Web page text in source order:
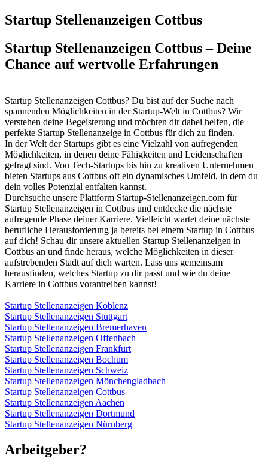
Startup Stellenanzeigen Cottbus
Startup Stellenanzeigen Cottbus – Deine
Chance auf wertvolle Erfahrungen
Startup Stellenanzeigen Cottbus? Du bist auf der Suche nach
spannenden Möglichkeiten in der Startup-Welt in Cottbus? Wir
verstehen deine Begeisterung und möchten dir dabei helfen, die
perfekte Startup Stellenanzeige in Cottbus für dich zu finden.
In der Welt der Startups gibt es eine Vielzahl von aufregenden
Möglichkeiten, in denen deine Fähigkeiten und Leidenschaften
gefragt sind. Von Tech-Startups bis hin zu kreativen Unternehmen
bieten Startups aus Cottbus oft ein dynamisches Umfeld, in dem du
dein volles Potenzial entfalten kannst.
Durchsuche unsere Plattform Startup-Stellenanzeigen.com für
Startup Stellenanzeigen in Cottbus und entdecke die nächste
aufregende Phase deiner Karriere. Vielleicht wartet deine nächste
berufliche Herausforderung ja bereits bei einem Startup in Cottbus
auf dich! Schau dir unsere aktuellen Startup Stellenanzeigen in
Cottbus an und finde heraus, welche Möglichkeiten in dieser
aufstrebenden Stadt auf dich warten. Lass uns gemeinsam
herausfinden, welches Startup zu dir passt und wie du deine
Karriere in Cottbus vorantreiben kannst!
Startup Stellenanzeigen Koblenz
Startup Stellenanzeigen Stuttgart
Startup Stellenanzeigen Bremerhaven
Startup Stellenanzeigen Offenbach
Startup Stellenanzeigen Frankfurt
Startup Stellenanzeigen Bochum
Startup Stellenanzeigen Schweiz
Startup Stellenanzeigen Mönchengladbach
Startup Stellenanzeigen Cottbus
Startup Stellenanzeigen Aachen
Startup Stellenanzeigen Dortmund
Startup Stellenanzeigen Nürnberg
Arbeitgeber?